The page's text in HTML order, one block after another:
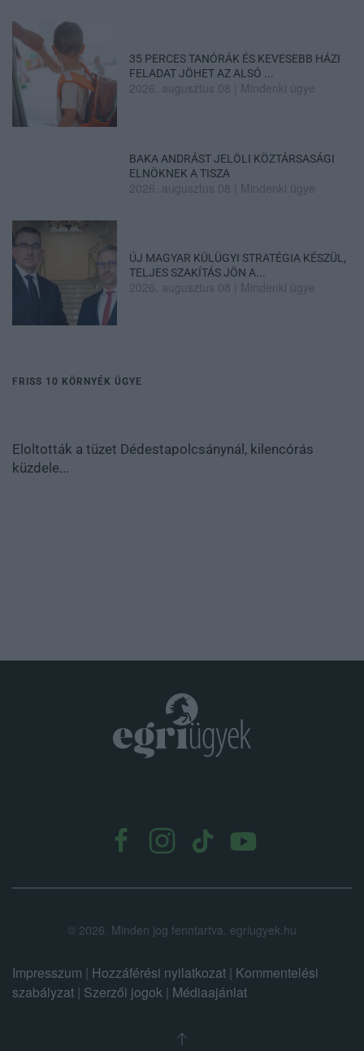
35 PERCES TANÓRÁK ÉS KEVESEBB HÁZI
FELADAT JÖHET AZ ALSÓ ...
2026. augusztus 08 Mindenki ügye
BAKA ANDRÁST JELÖLI KÖZTÁRSASÁGI
ELNÖKNEK A TISZA
2026. augusztus 08 Mindenki ügye
ÚJ MAGYAR KÜLÜGYI STRATÉGIA KÉSZÜL,
TELJES SZAKÍTÁS JÖN A...
2026. augusztus 08 Mindenki ügye
FRISS 10 KÖRNYÉK ÜGYE
Eloltották a tüzet Dédestapolcsánynál, kilencórás
küzdele...
© 2026. Minden jog fenntartva. egriugyek.hu
Impresszum | Hozzáférési nyilatkozat | Kommentelési
szabályzat | Szerzői jogok | Médiaajánlat